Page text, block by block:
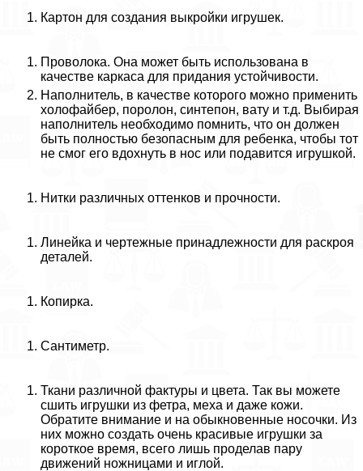
Картон для создания выкройки игрушек.
Проволока. Она может быть использована в
качестве каркаса для придания устойчивости.
Наполнитель, в качестве которого можно применить
холофайбер, поролон, синтепон, вату и т.д. Выбирая
наполнитель необходимо помнить, что он должен
быть полностью безопасным для ребенка, чтобы тот
не смог его вдохнуть в нос или подавится игрушкой.
Нитки различных оттенков и прочности.
Линейка и чертежные принадлежности для раскроя
деталей.
Копирка.
Сантиметр.
Ткани различной фактуры и цвета. Так вы можете
сшить игрушки из фетра, меха и даже кожи.
Обратите внимание и на обыкновенные носочки. Из
них можно создать очень красивые игрушки за
короткое время, всего лишь проделав пару
движений ножницами и иглой.